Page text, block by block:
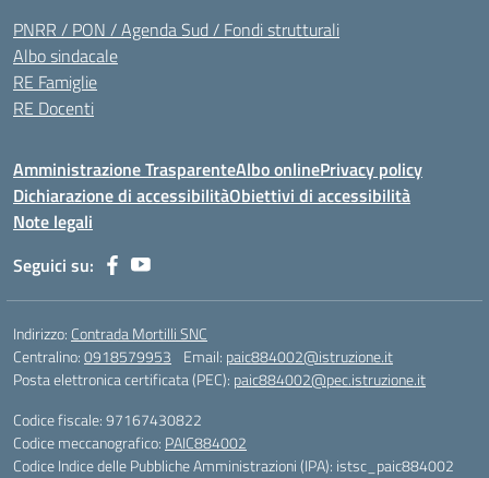
PNRR / PON / Agenda Sud / Fondi strutturali
Albo sindacale
RE Famiglie
RE Docenti
Amministrazione TrasparenteAlbo onlinePrivacy policy
Dichiarazione di accessibilitàObiettivi di accessibilità
Note legali
Seguici su:
Indirizzo: Contrada Mortilli SNC
Centralino:0918579953 Email: paic884002@istruzione.it
Posta elettronica certificata (PEC): paic884002@pec.istruzione.it
Codice fiscale: 97167430822
Codice meccanografico: PAIC884002
Codice Indice delle Pubbliche Amministrazioni (IPA): istsc_paic884002